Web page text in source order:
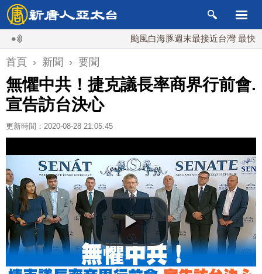
颱風白海豚週末最接近台灣 最快9日可
首頁 › 新聞 › 要聞
無懼中共！捷克議長率商界行前會.
宣告訪台決心
更新時間：2020-08-28 21:05:45